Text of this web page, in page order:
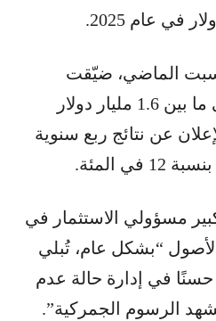
الماضي، ضيّقت
الشركة هذا النطاق إلى ما بين 1.6 مليار دولار
الإعلان عن نتائج ربع سنوية
المئة.
مسؤولي الاستثمار في
“بشكل عام، تُبلي
حسنًا في إدارة حالة عدم
الرسوم الجمركية”.